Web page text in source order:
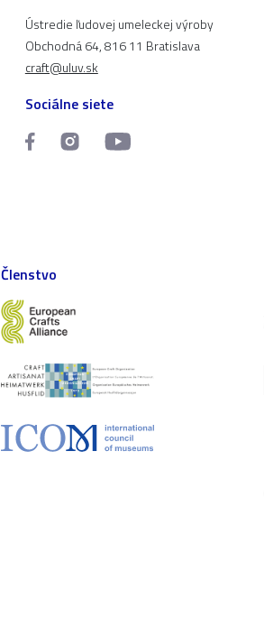
Ústredie ľudovej umeleckej výroby
Obchodná 64, 816 11 Bratislava
craft@uluv.sk
Sociálne siete
Členstvo